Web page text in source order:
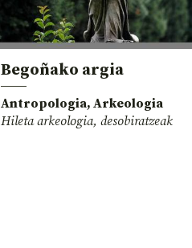
Begoñako argia
Antropologia, Arkeologia
Hileta arkeologia, desobiratzeak